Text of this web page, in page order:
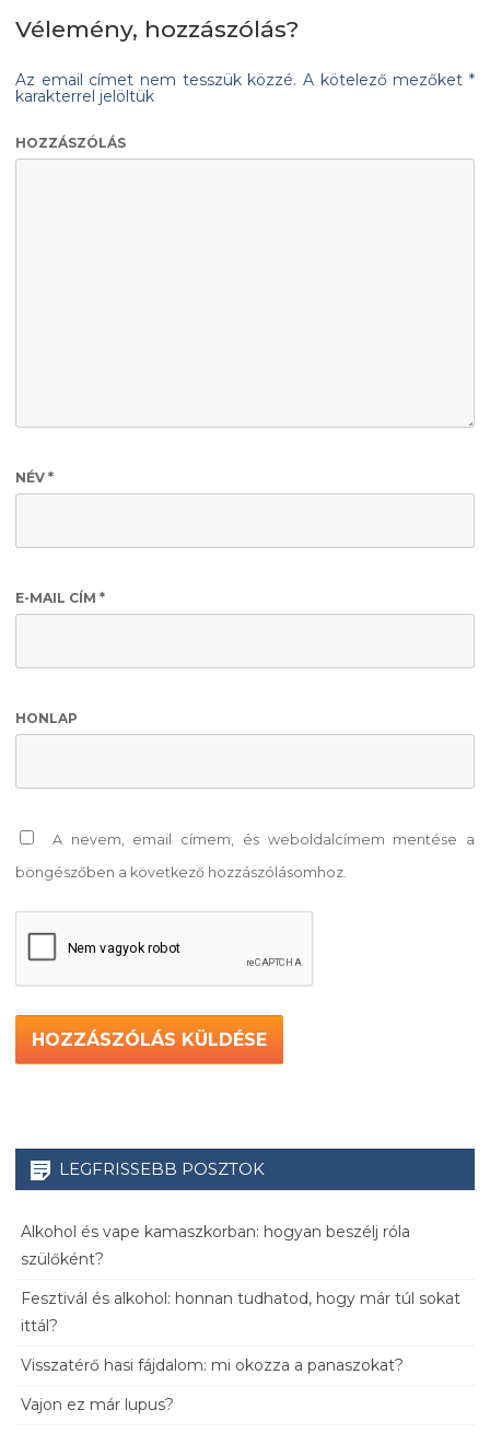
Vélemény, hozzászólás?
Az email címet nem tesszük közzé. A kötelező mezőket*
karakterrel jelöltük
HOZZÁSZÓLÁS
NÉV *
E-MAIL CÍM *
HONLAP
A nevem, email címem, és weboldalcímem mentése a
böngészőben a következő hozzászólásomhoz.
LEGFRISSEBB POSZTOK
Alkohol és vape kamaszkorban: hogyan beszélj róla
szülőként?
Fesztivál és alkohol: honnan tudhatod, hogy már túl sokat
ittál?
Visszatérő hasi fájdalom: mi okozza a panaszokat?
Vajon ez már lupus?